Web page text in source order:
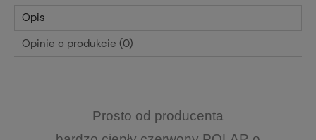
Opis
Opinie o produkcie (0)
Prosto od producenta